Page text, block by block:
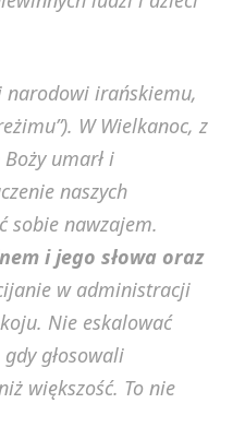
narodowi irańskiemu,
W Wielkanoc, z
umarł i
naszych
sobie nawzajem.
i jego słowa oraz
w administracji
Nie eskalować
głosowali
większość. To nie